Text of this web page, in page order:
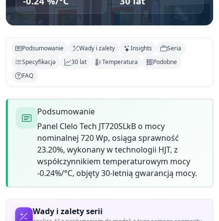
Podsumowanie Wady i zalety Insights
Seria
Specyfikacja
30 lat Temperatura
Podobne
FAQ
Podsumowanie
Panel Clelo Tech JT720SLkB o mocy
nominalnej 720 Wp, osiąga sprawność
23.20%, wykonany w technologii HJT, z
współczynnikiem temperaturowym mocy
-0.24%/°C, objęty 30-letnią gwarancją mocy.
Wady i zalety serii